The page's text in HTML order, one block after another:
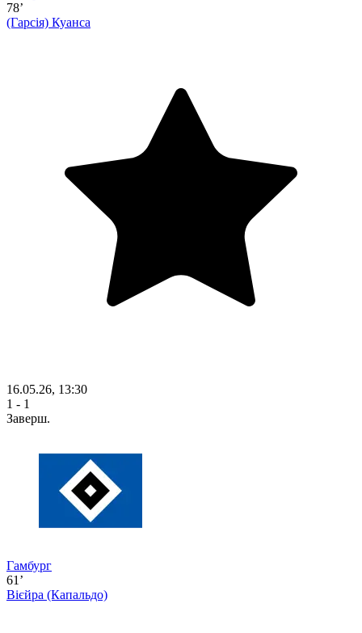
78’
(Гарсія) Куанса
16.05.26, 13:30
1 - 1
Заверш.
Гамбург
61’
Вієйра (Капальдо)